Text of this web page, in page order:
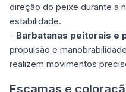
direção do peixe durante a
estabilidade.
- Barbatanas peitorais e
propulsão e
realizem movimentos
Escamas e